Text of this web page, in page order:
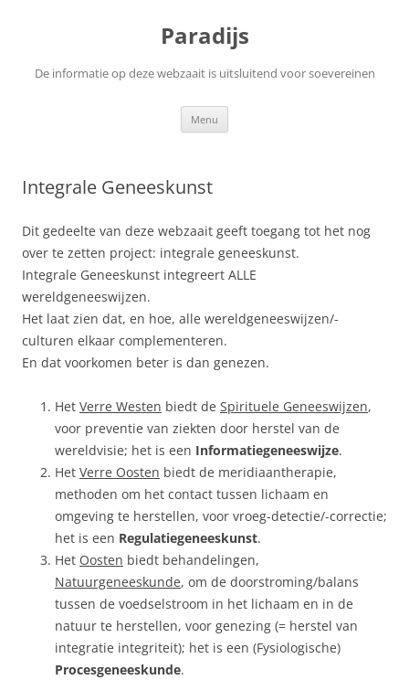
Paradijs
De informatie op deze webzaait is uitsluitend voor soevereinen
Menu
Integrale Geneeskunst
Dit gedeelte van deze webzaait geeft toegang tot het nog
over te zetten project: integrale geneeskunst.
Integrale Geneeskunst integreert ALLE
wereldgeneeswijzen.
Het laat zien dat, en hoe, alle wereldgeneeswijzen/-
culturen elkaar complementeren.
En dat voorkomen beter is dan genezen.
Het Verre Westen biedt de Spirituele Geneeswijzen,
voor preventie van ziekten door herstel van de
wereldvisie; het is een Informatiegeneeswijze.
Het Verre Oosten biedt de meridiaantherapie,
methoden om het contact tussen lichaam en
omgeving te herstellen, voor vroeg-detectie/-correctie;
het is een Regulatiegeneeskunst.
Het Oosten biedt behandelingen,
Natuurgeneeskunde, om de doorstroming/balans
tussen de voedselstroom in het lichaam en in de
natuur te herstellen, voor genezing (= herstel van
integratie integriteit); het is een (Fysiologische)
Procesgeneeskunde.